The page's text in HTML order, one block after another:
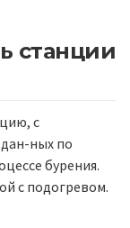
станции
с
ных по
бурения.
с подогревом.